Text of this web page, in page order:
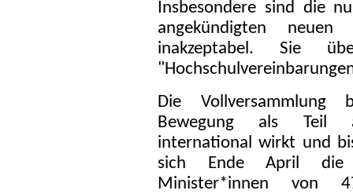
Insbesondere sind die
angekündigten neuen
inakzeptabel. Sie
Die Vollversammlung
Bewegung als Teil
international wirkt und
sich Ende April die
Minister*innen von